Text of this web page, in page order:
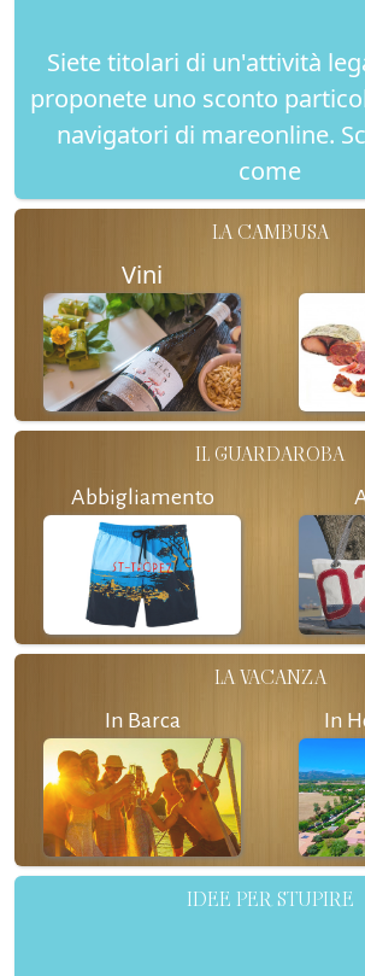
Siete titolari di un'attività
proponete uno sconto
navigatori di mareonline.
come
LA CAMBUSA
Vini
IL GUARDAROBA
Abbigliamento
LA VACANZA
In Barca In
IDEE PER STUPIRE